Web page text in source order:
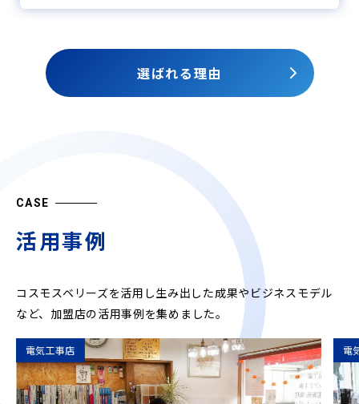
選ばれる理由
CASE
活用事例
コスモスベリーズを活用し生み出した成果やビジネスモデル
など、 加盟店の活用事例を集めました。
電気工事店 電